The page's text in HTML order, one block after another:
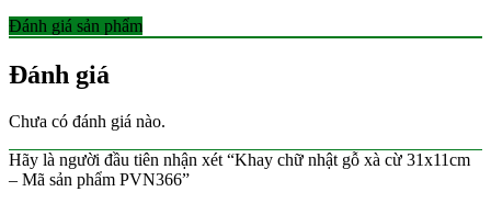
Đánh giá sản phẩm
Đánh giá
Chưa có đánh giá nào.
Hãy là người đầu tiên nhận xét “Khay chữ nhật gỗ xà cừ 31x11cm
– Mã sản phẩm PVN366”